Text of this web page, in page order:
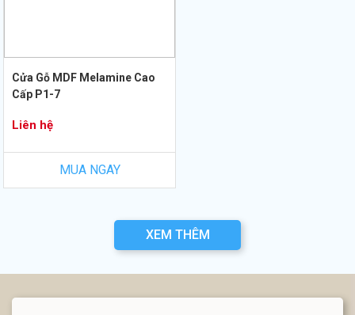
Cửa Gỗ MDF Melamine Cao
Cấp P1-7
Liên hệ
MUA NGAY
XEM THÊM